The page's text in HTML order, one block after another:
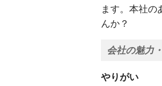
ます。本社の
んか？
会社の魅力
やりがい